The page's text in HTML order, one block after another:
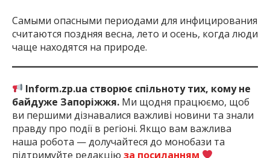
Самыми опасными периодами для инфицирования
считаются поздняя весна, лето и осень, когда люди
чаще находятся на природе.
Inform.zp.ua створює спільноту тих, кому не
байдуже Запоріжжя. Ми щодня працюємо, щоб
ви першими дізнавалися важливі новини та знали
правду про події в регіоні. Якщо вам важлива
наша робота — долучайтеся до монобази та
підтримуйте редакцію за посиланням